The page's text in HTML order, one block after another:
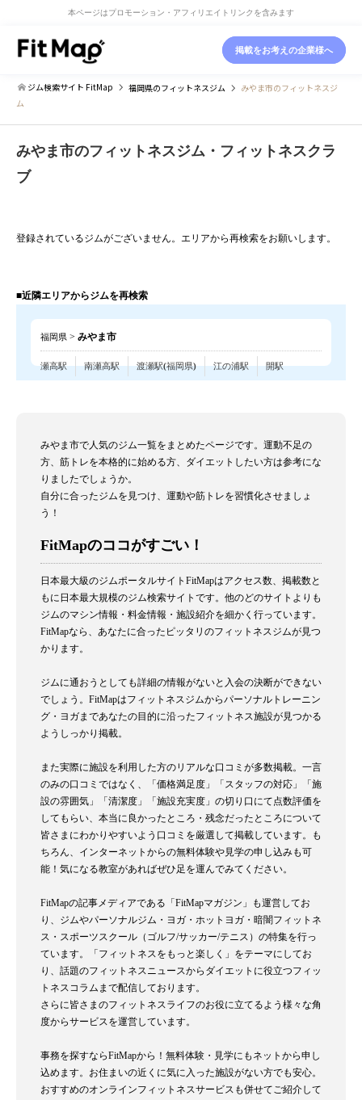
本ページはプロモーション・アフィリエイトリンクを含みます
掲載をお考えの企業様へ
ジム検索サイト FitMap 福岡県のフィットネスジム
みやま市のフィットネスジ
ム
みやま市のフィットネスジム・フィットネスクラ
ブ
登録されているジムがございません。エリアから再検索をお願いします。
■近隣エリアからジムを再検索
福岡県 > みやま市
瀬高駅 南瀬高駅 渡瀬駅(福岡県) 江の浦駅 開駅
みやま市で人気のジム一覧をまとめたページです。運動不足の
方、筋トレを本格的に始める方、ダイエットしたい方は参考にな
りましたでしょうか。
自分に合ったジムを見つけ、運動や筋トレを習慣化させましょ
う！
FitMapのココがすごい！
日本最大級のジムポータルサイトFitMapはアクセス数、掲載数と
もに日本最大規模のジム検索サイトです。他のどのサイトよりも
ジムのマシン情報・料金情報・施設紹介を細かく行っています。
FitMapなら、あなたに合ったピッタリのフィットネスジムが見つ
かります。
ジムに通おうとしても詳細の情報がないと入会の決断ができない
でしょう。FitMapはフィットネスジムからパーソナルトレーニン
グ・ヨガまであなたの目的に沿ったフィットネス施設が見つかる
ようしっかり掲載。
また実際に施設を利用した方のリアルな口コミが多数掲載。一言
のみの口コミではなく、「価格満足度」「スタッフの対応」「施
設の雰囲気」「清潔度」「施設充実度」の切り口にて点数評価を
してもらい、本当に良かったところ・残念だったところについて
皆さまにわかりやすいよう口コミを厳選して掲載しています。も
ちろん、インターネットからの無料体験や見学の申し込みも可
能！気になる教室があればぜひ足を運んでみてください。
FitMapの記事メディアである「FitMapマガジン」も運営してお
り、ジムやパーソナルジム・ヨガ・ホットヨガ・暗闇フィットネ
ス・スポーツスクール（ゴルフ/サッカー/テニス）の特集を行っ
ています。「フィットネスをもっと楽しく」をテーマにしてお
り、話題のフィットネスニュースからダイエットに役立つフィッ
トネスコラムまで配信しております。
さらに皆さまのフィットネスライフのお役に立てるよう様々な角
度からサービスを運営しています。
事務を探すならFitMapから！無料体験・見学にもネットから申し
込めます。お住まいの近くに気に入った施設がない方でも安心。
おすすめのオンラインフィットネスサービスも併せてご紹介して